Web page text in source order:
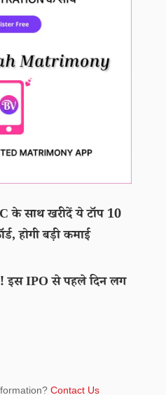
के साथ खरीदें ये टॉप 10
होगी बड़ी कमाई
इस IPO से पहले दिन लग
Contact Us